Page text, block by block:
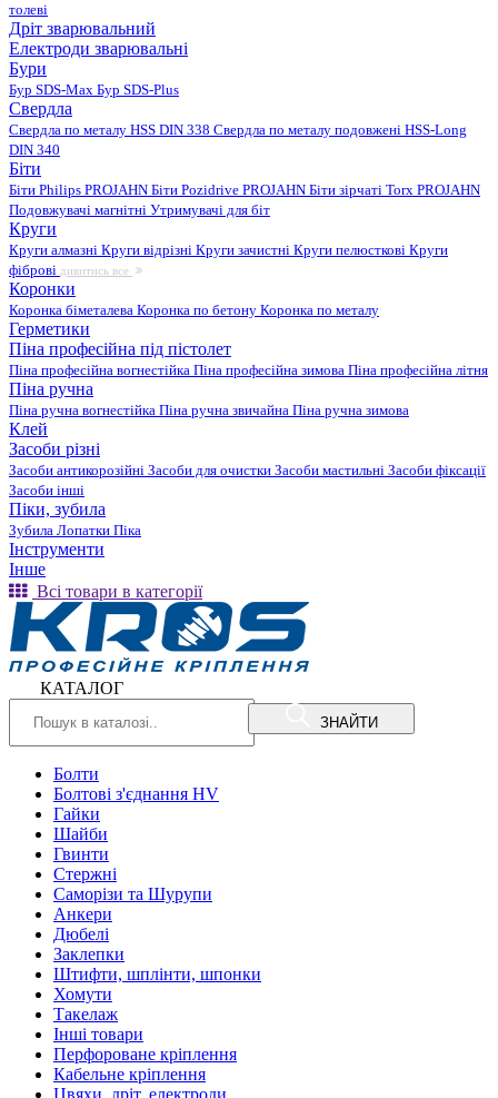
толеві
Дріт зварювальний
Електроди зварювальні
Бури
Бур SDS-Max Бур SDS-Plus
Свердла
Свердла по металу HSS DIN 338 Свердла по металу подовжені HSS-Long
DIN 340
Біти
Біти Philips PROJAHN Біти Pozidrive PROJAHN Біти зірчаті Torx PROJAHN
Подовжувачі магнітні Утримувачі для біт
Круги
Круги алмазні Круги відрізні Круги зачистні Круги пелюсткові Круги
фіброві дивитись все
Коронки
Коронка біметалева Коронка по бетону Коронка по металу
Герметики
Піна професійна під пістолет
Піна професійна вогнестійка Піна професійна зимова Піна професійна літня
Піна ручна
Піна ручна вогнестійка Піна ручна звичайна Піна ручна зимова
Клей
Засоби різні
Засоби антикорозійні Засоби для очистки Засоби мастильні Засоби фіксації
Засоби інші
Піки, зубила
Зубила Лопатки Піка
Інструменти
Інше
Всі товари в категорії
КАТАЛОГ
ЗНАЙТИ
Болти
Болтові з'єднання HV
Гайки
Шайби
Гвинти
Стержні
Саморізи та Шурупи
Анкери
Дюбелі
Заклепки
Штифти, шплінти, шпонки
Хомути
Такелаж
Інші товари
Перфороване кріплення
Кабельне кріплення
Цвяхи, дріт, електроди